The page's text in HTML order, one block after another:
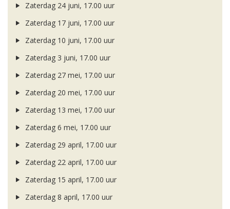
Zaterdag 24 juni, 17.00 uur
Zaterdag 17 juni, 17.00 uur
Zaterdag 10 juni, 17.00 uur
Zaterdag 3 juni, 17.00 uur
Zaterdag 27 mei, 17.00 uur
Zaterdag 20 mei, 17.00 uur
Zaterdag 13 mei, 17.00 uur
Zaterdag 6 mei, 17.00 uur
Zaterdag 29 april, 17.00 uur
Zaterdag 22 april, 17.00 uur
Zaterdag 15 april, 17.00 uur
Zaterdag 8 april, 17.00 uur